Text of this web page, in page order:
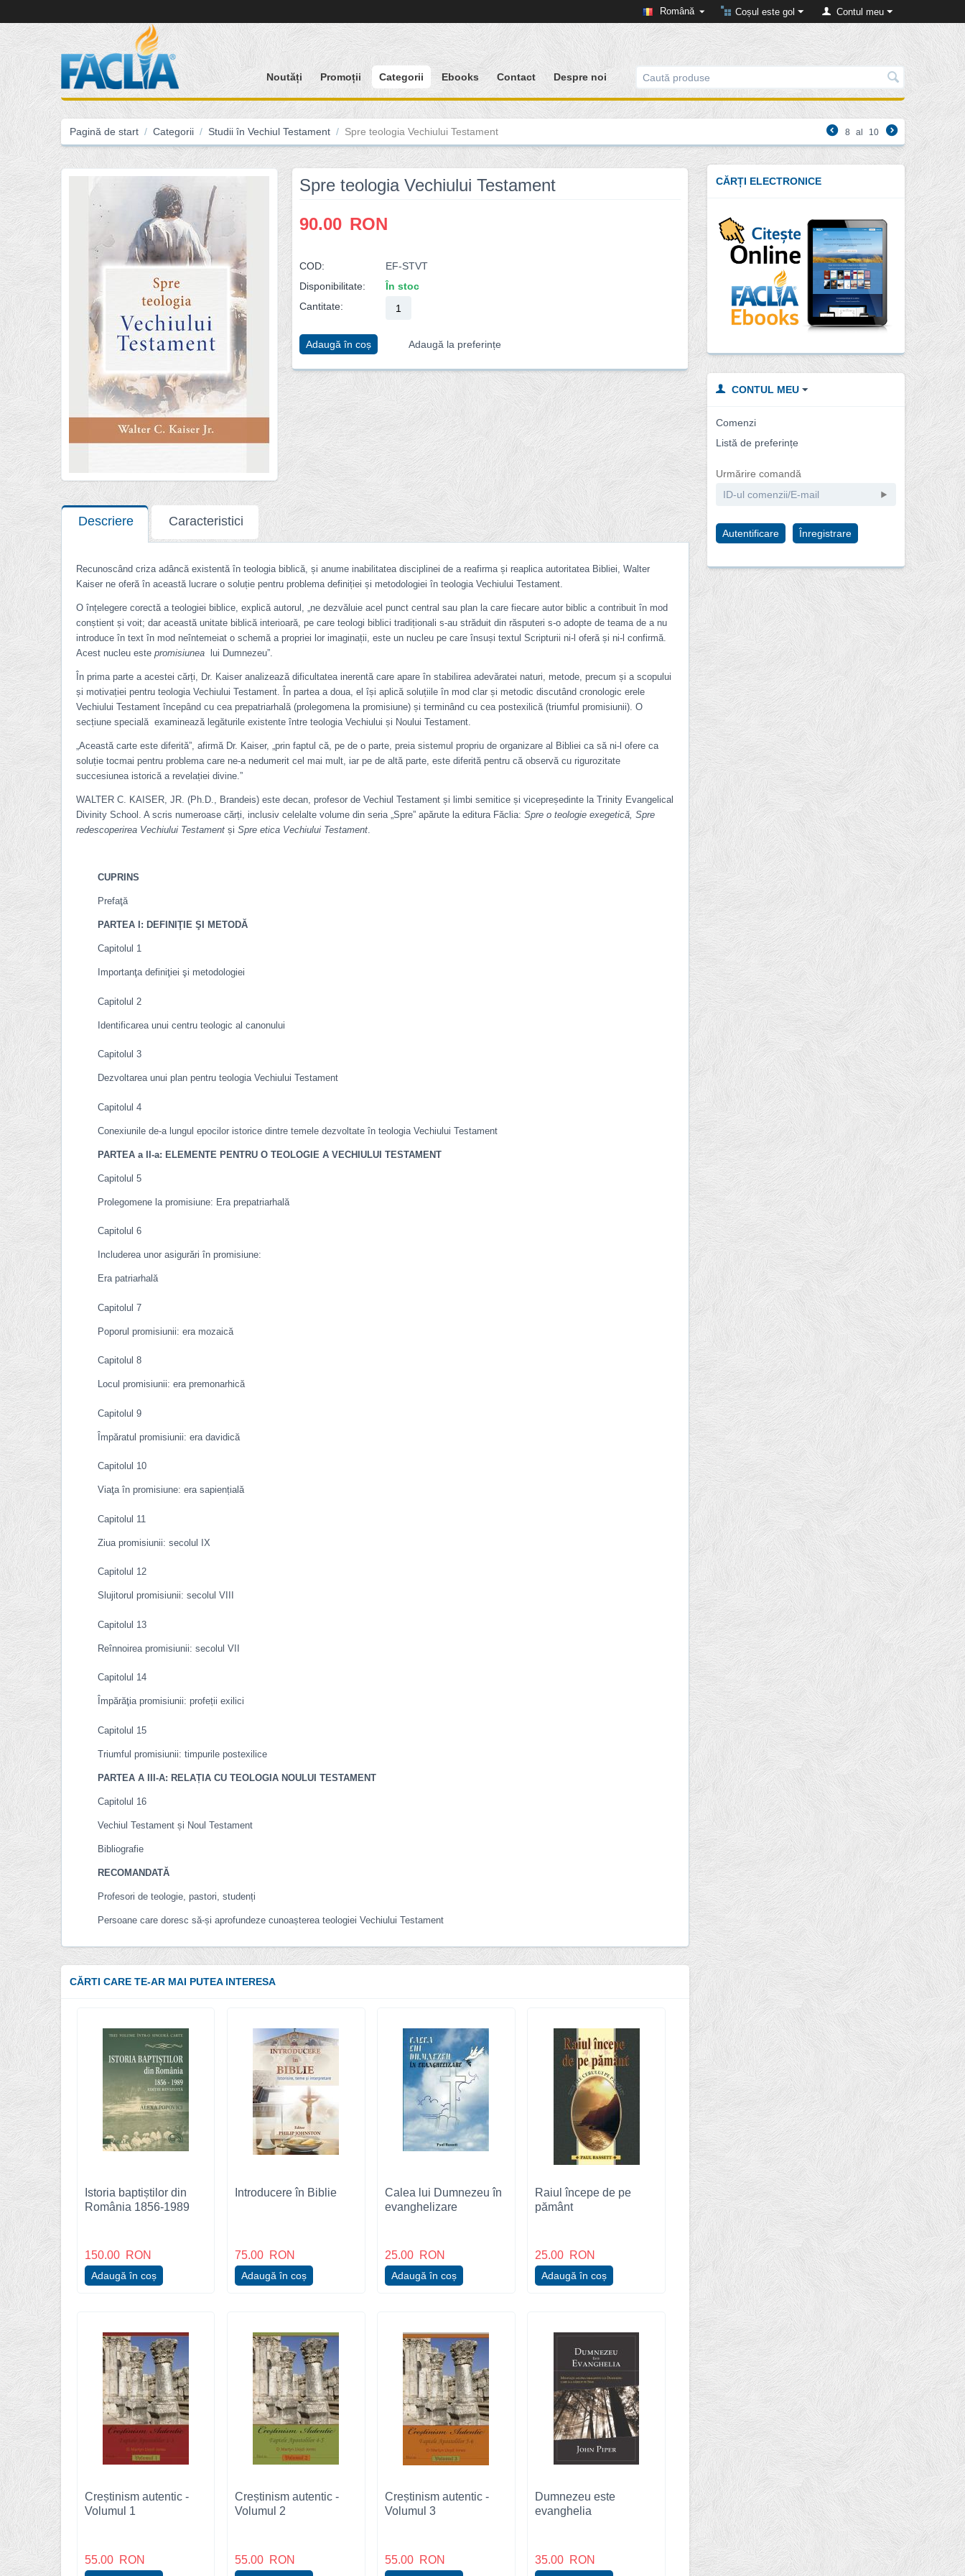
Contul meu
Coșul este gol
Română
Noutăți Promoții Categorii Ebooks Contact Despre noi
Pagină de start / Categorii / Studii în Vechiul Testament / Spre teologia Vechiului Testament 8 al 10
Spre teologia Vechiului Testament
90.00 RON
COD:
EF-STVT
Disponibilitate:
În stoc
Cantitate:
Adaugă în coș Adaugă la preferințe
Descriere Caracteristici
Recunoscând criza adâncă existentă în teologia biblică, și anume inabilitatea disciplinei de a reafirma și reaplica autoritatea Bibliei, Walter
Kaiser ne oferă în această lucrare o soluție pentru problema definiției și metodologiei în teologia Vechiului Testament.
O înțelegere corectă a teologiei biblice, explică autorul, „ne dezvăluie acel punct central sau plan la care fiecare autor biblic a contribuit în mod
conștient și voit; dar această unitate biblică interioară, pe care teologi biblici tradiționali s-au străduit din răsputeri s-o adopte de teama de a nu
introduce în text în mod neîntemeiat o schemă a propriei lor imaginații, este un nucleu pe care însuși textul Scripturii ni-l oferă și ni-l confirmă.
Acest nucleu este promisiunea lui Dumnezeu”.
În prima parte a acestei cărți, Dr. Kaiser analizează dificultatea inerentă care apare în stabilirea adevăratei naturi, metode, precum și a scopului
și motivației pentru teologia Vechiului Testament. În partea a doua, el își aplică soluțiile în mod clar și metodic discutând cronologic erele
Vechiului Testament începând cu cea prepatriarhală (prolegomena la promisiune) și terminând cu cea postexilică (triumful promisiunii). O
secțiune specială examinează legăturile existente între teologia Vechiului și Noului Testament.
„Această carte este diferită”, afirmă Dr. Kaiser, „prin faptul că, pe de o parte, preia sistemul propriu de organizare al Bibliei ca să ni-l ofere ca
soluție tocmai pentru problema care ne-a nedumerit cel mai mult, iar pe de altă parte, este diferită pentru că observă cu rigurozitate
succesiunea istorică a revelației divine.”
WALTER C. KAISER, JR. (Ph.D., Brandeis) este decan, profesor de Vechiul Testament și limbi semitice și vicepreședinte la Trinity Evangelical
Divinity School. A scris numeroase cărți, inclusiv celelalte volume din seria „Spre” apărute la editura Făclia: Spre o teologie exegetică, Spre
redescoperirea Vechiului Testament și Spre etica Vechiului Testament.
CUPRINS
Prefaţă
PARTEA I: DEFINIŢIE ŞI METODĂ
Capitolul 1
Importanţa definiţiei şi metodologiei
Capitolul 2
Identificarea unui centru teologic al canonului
Capitolul 3
Dezvoltarea unui plan pentru teologia Vechiului Testament
Capitolul 4
Conexiunile de-a lungul epocilor istorice dintre temele dezvoltate în teologia Vechiului Testament
PARTEA a II-a: ELEMENTE PENTRU O TEOLOGIE A VECHIULUI TESTAMENT
Capitolul 5
Prolegomene la promisiune: Era prepatriarhală
Capitolul 6
Includerea unor asigurări în promisiune:
Era patriarhală
Capitolul 7
Poporul promisiunii: era mozaică
Capitolul 8
Locul promisiunii: era premonarhică
Capitolul 9
Împăratul promisiunii: era davidică
Capitolul 10
Viaţa în promisiune: era sapiențială
Capitolul 11
Ziua promisiunii: secolul IX
Capitolul 12
Slujitorul promisiunii: secolul VIII
Capitolul 13
Reînnoirea promisiunii: secolul VII
Capitolul 14
Împărăţia promisiunii: profeții exilici
Capitolul 15
Triumful promisiunii: timpurile postexilice
PARTEA A III-A: RELAȚIA CU TEOLOGIA NOULUI TESTAMENT
Capitolul 16
Vechiul Testament și Noul Testament
Bibliografie
RECOMANDATĂ
Profesori de teologie, pastori, studenți
Persoane care doresc să-și aprofundeze cunoașterea teologiei Vechiului Testament
CĂRTI CARE TE-AR MAI PUTEA INTERESA
Istoria baptiștilor din
România 1856-1989
150.00 RON
Adaugă în coș
Introducere în Biblie
75.00 RON
Adaugă în coș
Calea lui Dumnezeu în
evanghelizare
25.00 RON
Adaugă în coș
Raiul începe de pe
pământ
25.00 RON
Adaugă în coș
Creștinism autentic -
Volumul 1
55.00 RON
Creștinism autentic -
Volumul 2
55.00 RON
Creștinism autentic -
Volumul 3
55.00 RON
Dumnezeu este
evanghelia
35.00 RON
CĂRȚI ELECTRONICE
CONTUL MEU
Comenzi
Listă de preferințe
Urmărire comandă
Autentificare Înregistrare